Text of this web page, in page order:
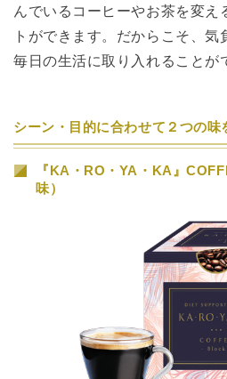
んでいるコーヒーやお茶を変え
トができます。だからこそ、気
毎日の生活に取り入れることが
シーン・目的に合わせて２つの味
『KA・RO・YA・KA』
味）